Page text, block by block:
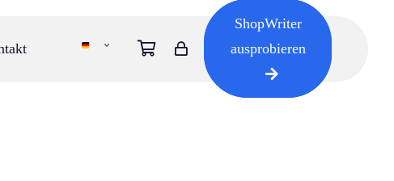
ShopWriter
ausprobieren